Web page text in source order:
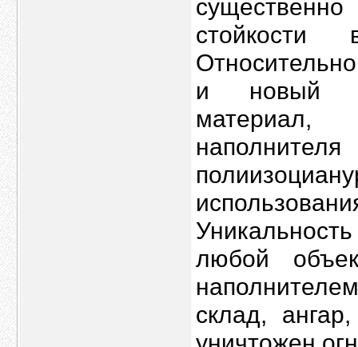
и новый
любой
склад,